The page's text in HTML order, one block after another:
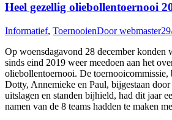
Heel gezellig oliebollentoernooi
Informatief, ToernooienDoorwebmaster
Op woensdagavond 28 december konden
sinds eind 2019 weer meedoen aan het
oliebollentoernooi. De toernooicommissie,
Dotty, Annemieke en Paul, bijgestaan
uitslagen en standen bijhield, had dit jaar
namen van de 8 teams hadden te maken